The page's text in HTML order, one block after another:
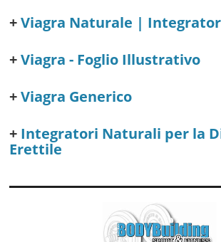
Viagra Naturale |
Viagra - Foglio Illustrativo
Viagra Generico
Integratori Naturali per la
Erettile